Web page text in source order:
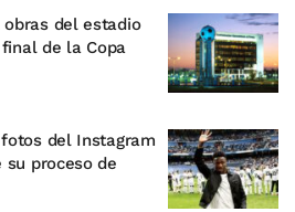
obras del estadio
de la Copa
del Instagram
su proceso de